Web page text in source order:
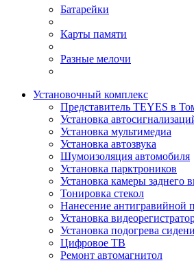
Батарейки
Карты памяти
Разные мелочи
Установочный комплекс
Представитель TEYES в
Установка
Установка мультимедиа
Установка автозвука
Шумоизоляция автомобиля
Установка парктроников
Установка камеры заднего
Тонировка стекол
Нанесение антигравийной
Установка
Установка подогрева
Цифровое ТВ
Ремонт автомагнитол